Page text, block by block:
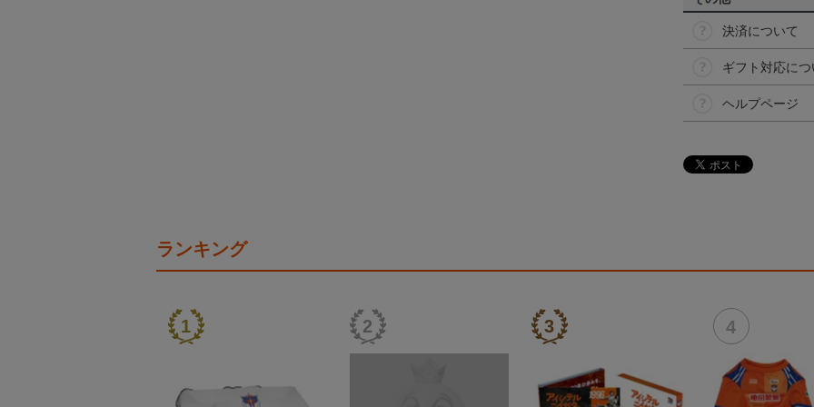
決済について
ギフト対応に
ヘルプページ
ランキング